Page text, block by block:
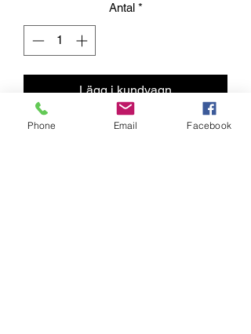
Antal *
Lägg i kundvagn
Phone Email Facebook